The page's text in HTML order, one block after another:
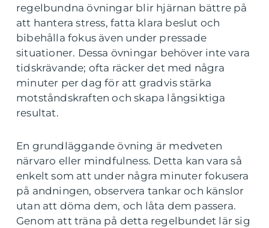
regelbundna övningar blir hjärnan bättre på
att hantera stress, fatta klara beslut och
bibehålla fokus även under pressade
situationer. Dessa övningar behöver inte vara
tidskrävande; ofta räcker det med några
minuter per dag för att gradvis stärka
motståndskraften och skapa långsiktiga
resultat.
En grundläggande övning är medveten
närvaro eller mindfulness. Detta kan vara så
enkelt som att under några minuter fokusera
på andningen, observera tankar och känslor
utan att döma dem, och låta dem passera.
Genom att träna på detta regelbundet lär sig